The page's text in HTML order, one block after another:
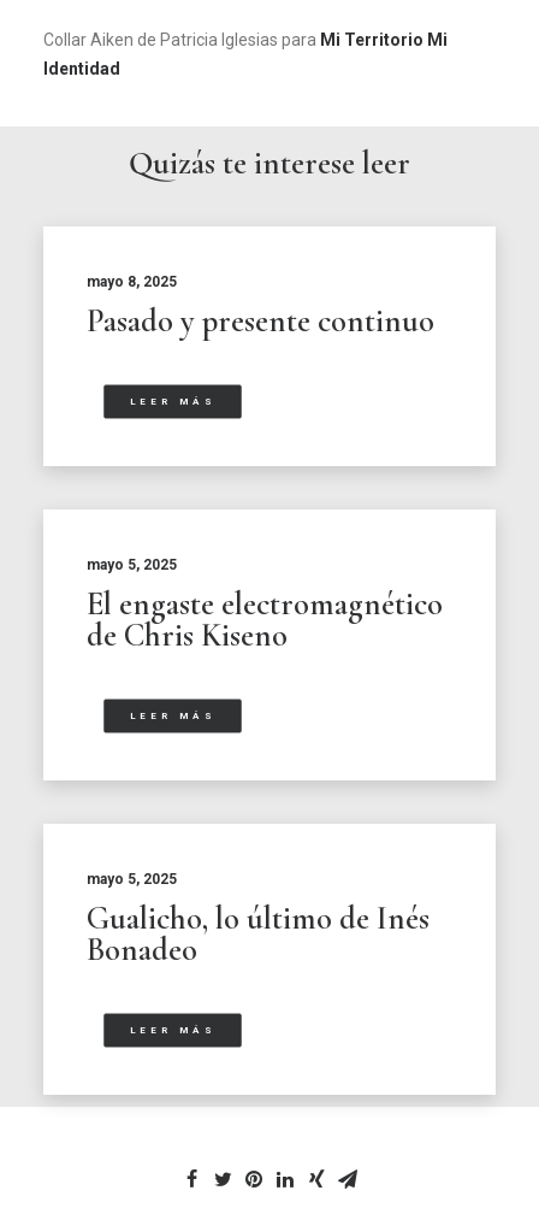
Collar Aiken de Patricia Iglesias para Mi Territorio Mi
Identidad
Quizás te interese leer
mayo 8, 2025
Pasado y presente continuo
LEER MÁS
mayo 5, 2025
El engaste electromagnético
de Chris Kiseno
LEER MÁS
mayo 5, 2025
Gualicho, lo último de Inés
Bonadeo
LEER MÁS